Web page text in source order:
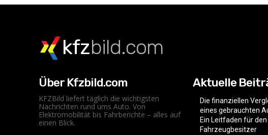
kfzbild.com
Über Kfzbild.com
KFZBild liefert täglich die wichtigsten
Nachrichten rund ums Auto. Von
Elektromobilität bis Fahrberichte – alles auf
einen Blick.
Aktuelle
Die finanziellen
eines gebrauchten
Ein Leitfaden für
Fahrzeugbesitzer